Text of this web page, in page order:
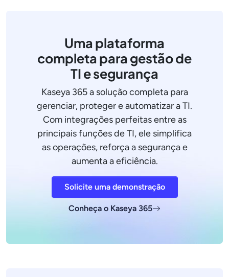
Uma plataforma
completa para gestão de
TI e segurança
Kaseya 365 a solução completa para
gerenciar, proteger e automatizar a TI.
Com integrações perfeitas entre as
principais funções de TI, ele simplifica
as operações, reforça a segurança e
aumenta a eficiência.
Solicite uma demonstração
Conheça o Kaseya 365